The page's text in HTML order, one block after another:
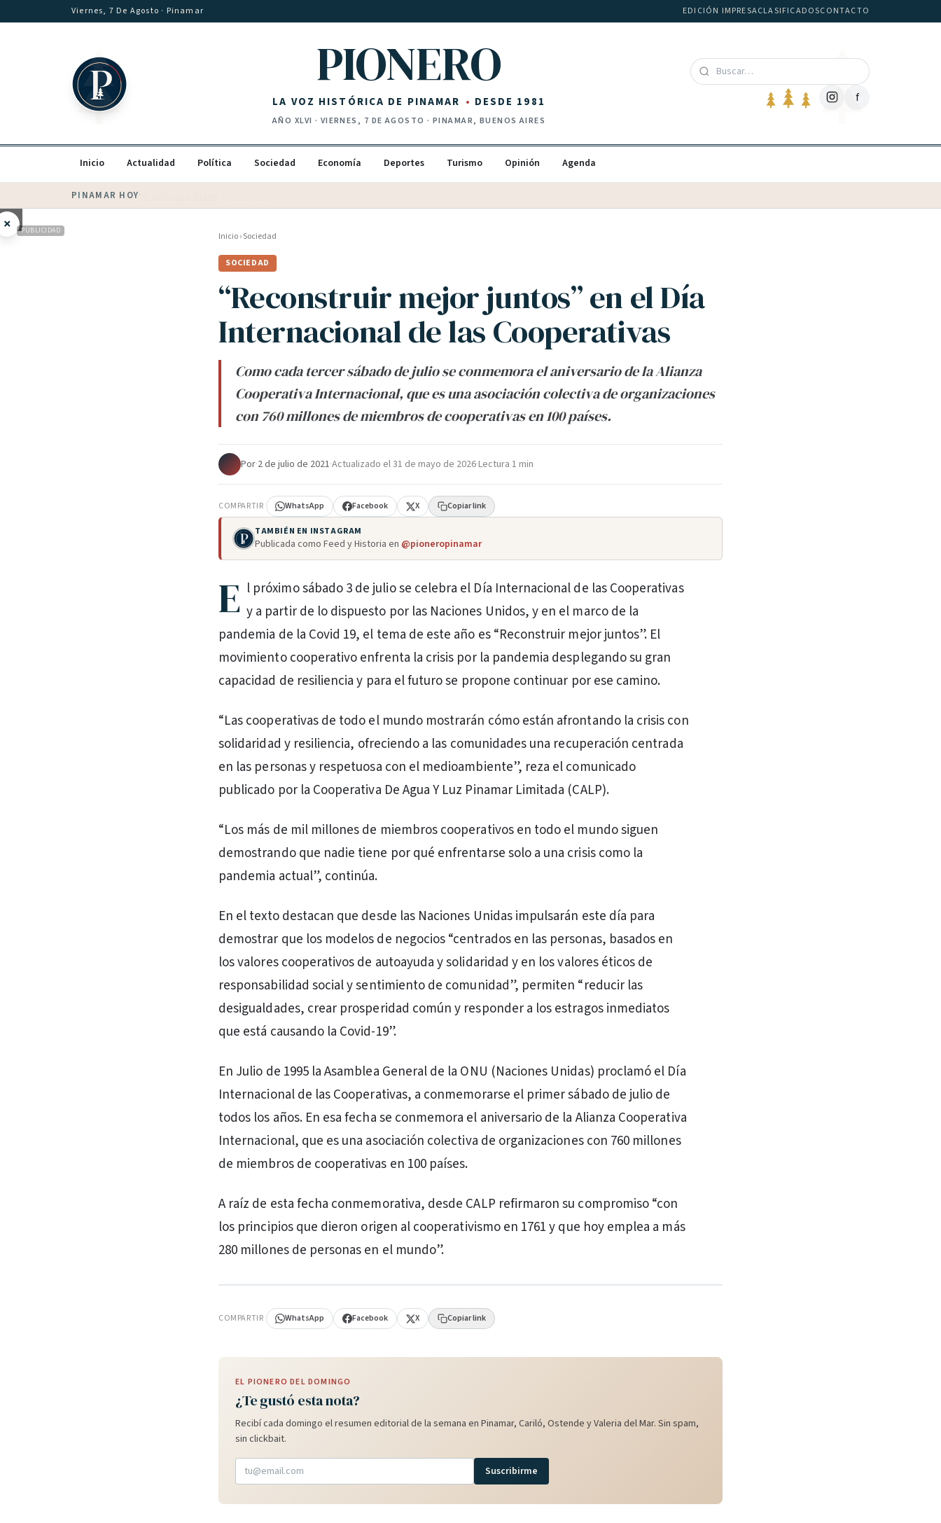
Saltar al contenidoViernes, 7 De Agosto · Pinamar EDICIÓN IMPRESACLASIFICADOSCONTACTO
PIONERO
LA VOZ HISTÓRICA DE PINAMAR DESDE 1981
AÑO XLVI · VIERNES, 7 DE AGOSTO · PINAMAR, BUENOS AIRES
f
Inicio Actualidad Política Sociedad Economía Deportes Turismo Opinión Agenda
PINAMAR HOY·
× PUBLICIDAD Inicio›Sociedad
SOCIEDAD
“Reconstruir mejor juntos” en el Día
Internacional de las Cooperativas
Como cada tercer sábado de julio se conmemora el aniversario de la Alianza
Cooperativa Internacional, que es una asociación colectiva de organizaciones
con 760 millones de miembros de cooperativas en 100 países.
Por·2 de julio de 2021·Actualizado el31 de mayo de 2026·Lectura 1 min
COMPARTIR WhatsApp Facebook X Copiar link
TAMBIÉN EN INSTAGRAM
Publicada como Feed y Historia en @pioneropinamar
E l próximo sábado 3 de julio se celebra el Día Internacional de las Cooperativas
y a partir de lo dispuesto por las Naciones Unidos, y en el marco de la
pandemia de la Covid 19, el tema de este año es “Reconstruir mejor juntos”. El
movimiento cooperativo enfrenta la crisis por la pandemia desplegando su gran
capacidad de resiliencia y para el futuro se propone continuar por ese camino.
“Las cooperativas de todo el mundo mostrarán cómo están afrontando la crisis con
solidaridad y resiliencia, ofreciendo a las comunidades una recuperación centrada
en las personas y respetuosa con el medioambiente”, reza el comunicado
publicado por la Cooperativa De Agua Y Luz Pinamar Limitada (CALP).
“Los más de mil millones de miembros cooperativos en todo el mundo siguen
demostrando que nadie tiene por qué enfrentarse solo a una crisis como la
pandemia actual”, continúa.
En el texto destacan que desde las Naciones Unidas impulsarán este día para
demostrar que los modelos de negocios “centrados en las personas, basados en
los valores cooperativos de autoayuda y solidaridad y en los valores éticos de
responsabilidad social y sentimiento de comunidad”, permiten “reducir las
desigualdades, crear prosperidad común y responder a los estragos inmediatos
que está causando la Covid-19”.
En Julio de 1995 la Asamblea General de la ONU (Naciones Unidas) proclamó el Día
Internacional de las Cooperativas, a conmemorarse el primer sábado de julio de
todos los años. En esa fecha se conmemora el aniversario de la Alianza Cooperativa
Internacional, que es una asociación colectiva de organizaciones con 760 millones
de miembros de cooperativas en 100 países.
A raíz de esta fecha conmemorativa, desde CALP refirmaron su compromiso “con
los principios que dieron origen al cooperativismo en 1761 y que hoy emplea a más
280 millones de personas en el mundo”.
COMPARTIR WhatsApp Facebook X Copiar link
EL PIONERO DEL DOMINGO
¿Te gustó esta nota?
Recibí cada domingo el resumen editorial de la semana en Pinamar, Cariló, Ostende y Valeria del Mar. Sin spam,
sin clickbait.
Suscribirme